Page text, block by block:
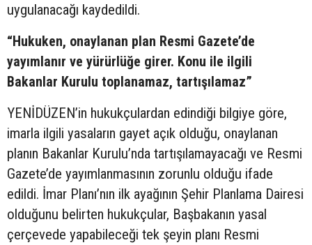
uygulanacağı kaydedildi.
“Hukuken, onaylanan plan Resmi Gazete’de
yayımlanır ve yürürlüğe girer. Konu ile ilgili
Bakanlar Kurulu toplanamaz, tartışılamaz”
YENİDÜZEN’in hukukçulardan edindiği bilgiye göre,
imarla ilgili yasaların gayet açık olduğu, onaylanan
planın Bakanlar Kurulu’nda tartışılamayacağı ve Resmi
Gazete’de yayımlanmasının zorunlu olduğu ifade
edildi. İmar Planı’nın ilk ayağının Şehir Planlama Dairesi
olduğunu belirten hukukçular, Başbakanın yasal
çerçevede yapabileceği tek şeyin planı Resmi